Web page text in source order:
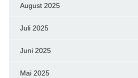
August 2025
Juli 2025
Juni 2025
Mai 2025